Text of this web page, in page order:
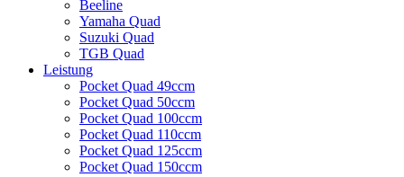
Beeline
Yamaha Quad
Suzuki Quad
TGB Quad
Leistung
Pocket Quad 49ccm
Pocket Quad 50ccm
Pocket Quad 100ccm
Pocket Quad 110ccm
Pocket Quad 125ccm
Pocket Quad 150ccm